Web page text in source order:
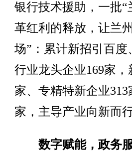
银行技术援助，一批
革红利的释放，让兰
场”：累计新招引百度
行业龙头企业169家
家、专精特新企业
家，主导产业向新而行
数字赋能，政务